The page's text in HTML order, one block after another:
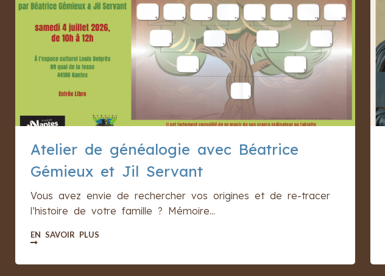
Atelier de généalogie avec Béatrice
Gémieux et Jil Servant
Vous avez envie de rechercher vos origines et de re-tracer
l’histoire de votre famille ? Mémoire...
EN SAVOIR PLUS